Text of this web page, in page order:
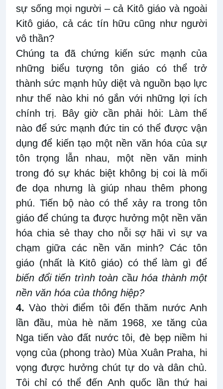
sự sống mọi người – cả Kitô giáo và ngoài
Kitô giáo, cả các tín hữu cũng như người
vô thần?
Chúng ta đã chứng kiến sức mạnh của
những biểu tượng tôn giáo có thể trở
thành sức mạnh hủy diệt và nguồn bạo lực
như thế nào khi nó gắn với những lợi ích
chính trị. Bây giờ cần phải hỏi: Làm thế
nào để sức mạnh đức tin có thể được vận
dụng để kiến tạo một nền văn hóa của sự
tôn trọng lẫn nhau, một nền văn minh
trong đó sự khác biệt không bị coi là mối
đe dọa nhưng là giúp nhau thêm phong
phú. Tiến bộ nào có thể xảy ra trong tôn
giáo để chúng ta được hưởng một nền văn
hóa chia sẻ thay cho nỗi sợ hãi vì sự va
chạm giữa các nền văn minh? Các tôn
giáo (nhất là Kitô giáo) có thể làm gì để
biến đổi tiến trình toàn cầu hóa thành một
nền văn hóa của thông hiệp?
4.Vào thời điểm tôi đến thăm nước Anh
lần đầu, mùa hè năm 1968, xe tăng của
Nga tiến vào đất nước tôi, đè bẹp niềm hi
vọng của (phong trào) Mùa Xuân Praha, hi
vọng được hưởng chút tự do và dân chủ.
Tôi chỉ có thể đến Anh quốc lần thứ hai